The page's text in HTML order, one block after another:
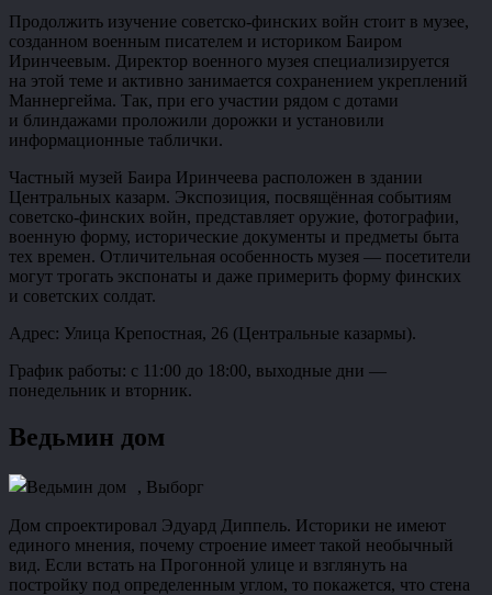
Продолжить изучение советско-финских войн стоит в музее,
созданном военным писателем и историком Баиром
Иринчеевым. Директор военного музея специализируется
на этой теме и активно занимается сохранением укреплений
Маннергейма. Так, при его участии рядом с дотами
и блиндажами проложили дорожки и установили
информационные таблички.
Частный музей Баира Иринчеева расположен в здании
Центральных казарм. Экспозиция, посвящённая событиям
советско-финских войн, представляет оружие, фотографии,
военную форму, исторические документы и предметы быта
тех времен. Отличительная особенность музея — посетители
могут трогать экспонаты и даже примерить форму финских
и советских солдат.
Адрес: Улица Крепостная, 26 (Центральные казармы).
График работы: с 11:00 до 18:00, выходные дни —
понедельник и вторник.
Ведьмин дом
Дом спроектировал Эдуард Диппель. Историки не имеют
единого мнения, почему строение имеет такой необычный
вид. Если встать на Прогонной улице и взглянуть на
постройку под определенным углом, то покажется, что стена